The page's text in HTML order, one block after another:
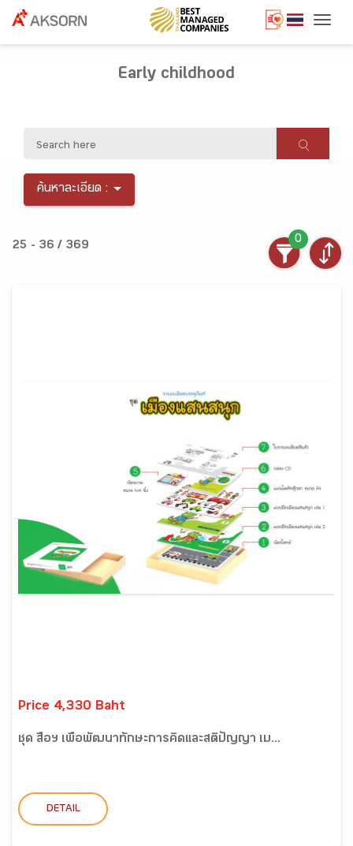
Early childhood
ค้นหาละเอียด :
25 - 36 / 369
0
Price 4,330 Baht
ชุด สื่อฯ เพื่อพัฒนาทักษะการคิดและสติปัญญา เม...
DETAIL